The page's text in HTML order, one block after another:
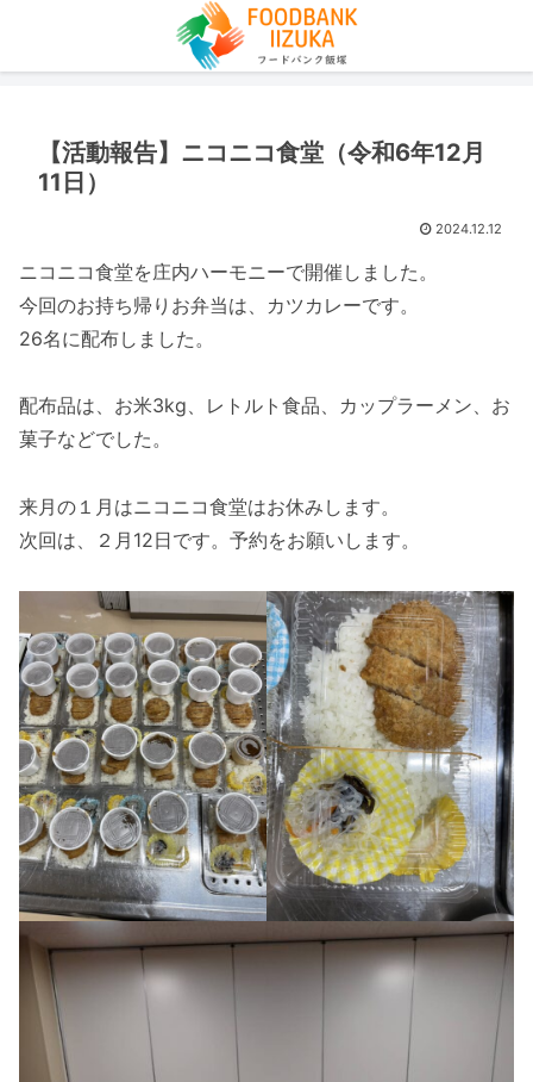
【活動報告】ニコニコ食堂（令和6年12月
11日）
2024.12.12
ニコニコ食堂を庄内ハーモニーで開催しました。
今回のお持ち帰りお弁当は、カツカレーです。
26名に配布しました。
配布品は、お米3kg、レトルト食品、カップラーメン、お
菓子などでした。
来月の１月はニコニコ食堂はお休みします。
次回は、２月12日です。予約をお願いします。